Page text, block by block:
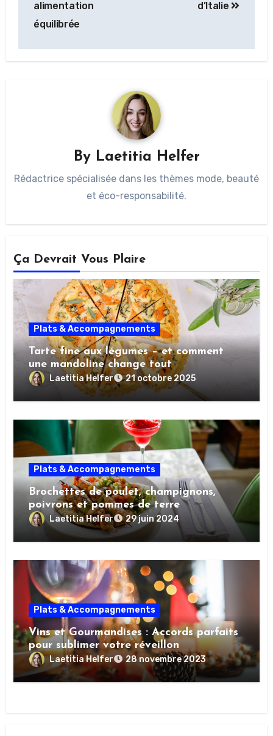
alimentation
équilibrée
d’Italie
By Laetitia Helfer
Rédactrice spécialisée dans les thèmes mode, beauté
et éco-responsabilité.
Ça Devrait Vous Plaire
Plats & Accompagnements
Tarte fine aux légumes – et comment
une mandoline change tout
Laetitia Helfer 21 octobre 2025
Plats & Accompagnements
Brochettes de poulet, champignons,
poivrons et pommes de terre
Laetitia Helfer 29 juin 2024
Plats & Accompagnements
Vins et Gourmandises : Accords parfaits
pour sublimer votre réveillon
Laetitia Helfer 28 novembre 2023